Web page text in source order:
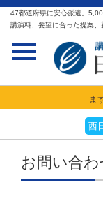
47都道府県に安心派遣。
講演料、要望に合った提案、
ま
西
お問い合わ